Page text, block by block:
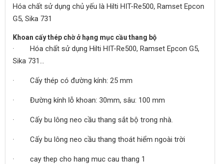
Hóa chất sử dụng chủ yếu là Hilti HIT-Re500, Ramset Epcon
G5, Sika 731
Khoan cấy thép chờ ở hạng mục cầu thang bộ
· Hóa chất sử dụng Hilti HIT-Re500, Ramset Epcon G5,
Sika 731…
· Cấy thép có đường kính: 25 mm
· Đường kính lỗ khoan: 30mm, sâu: 100 mm
· Cấy bu lông neo cầu thang sắt bộ trong nhà.
· Cấy bu lông neo cầu thang thoát hiểm ngoài trời
· cay thep cho hang muc cau thang 1